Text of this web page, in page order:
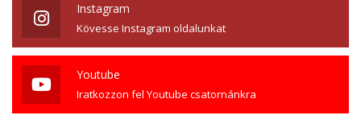
Instagram
Kövesse Instagram oldalunkat
Youtube
Iratkozzon fel Youtube csatornánkra